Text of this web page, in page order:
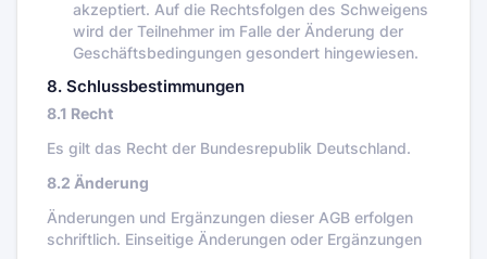
akzeptiert. Auf die Rechtsfolgen des Schweigens
wird der Teilnehmer im Falle der Änderung der
Geschäftsbedingungen gesondert hingewiesen.
8. Schlussbestimmungen
8.1 Recht
Es gilt das Recht der Bundesrepublik Deutschland.
8.2 Änderung
Änderungen und Ergänzungen dieser AGB erfolgen
schriftlich. Einseitige Änderungen oder Ergänzungen